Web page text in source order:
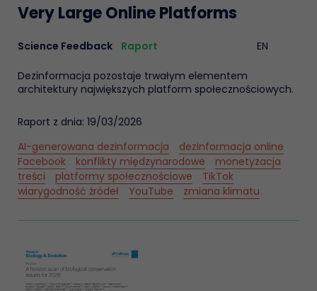
Very Large Online Platforms
Science Feedback Raport EN
Dezinformacja pozostaje trwałym elementem
architektury największych platform społecznościowych.
Raport z dnia: 19/03/2026
AI-generowana dezinformacja
dezinformacja online
Facebook
konflikty międzynarodowe
monetyzacja
treści
platformy społecznościowe
TikTok
wiarygodność źródeł
YouTube zmiana klimatu